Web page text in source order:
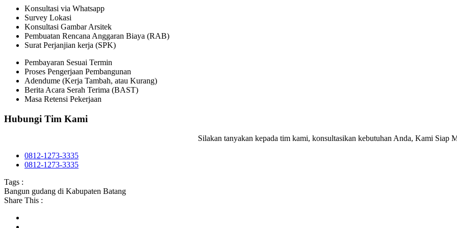
Konsultasi via Whatsapp
Survey Lokasi
Konsultasi Gambar Arsitek
Pembuatan Rencana Anggaran Biaya (RAB)
Surat Perjanjian kerja (SPK)
Pembayaran Sesuai Termin
Proses Pengerjaan Pembangunan
Adendume (Kerja Tambah, atau Kurang)
Berita Acara Serah Terima (BAST)
Masa Retensi Pekerjaan
Hubungi Tim Kami
Silakan tanyakan kepada tim kami, konsultasikan kebutuhan Anda, Kami Siap
0812-1273-3335
0812-1273-3335
Tags :
Bangun gudang di Kabupaten Batang
Share This :